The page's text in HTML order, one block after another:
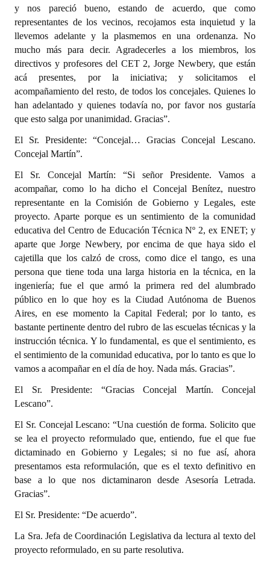
y nos pareció bueno, estando de acuerdo, que como
representantes de los vecinos, recojamos esta inquietud y la
llevemos adelante y la plasmemos en una ordenanza. No
mucho más para decir. Agradecerles a los miembros, los
directivos y profesores del CET 2, Jorge Newbery, que están
acá presentes, por la iniciativa; y solicitamos el
acompañamiento del resto, de todos los concejales. Quienes lo
han adelantado y quienes todavía no, por favor nos gustaría
que esto salga por unanimidad. Gracias”.
El Sr. Presidente: “Concejal… Gracias Concejal Lescano.
Concejal Martín”.
El Sr. Concejal Martín: “Si señor Presidente. Vamos a
acompañar, como lo ha dicho el Concejal Benítez, nuestro
representante en la Comisión de Gobierno y Legales, este
proyecto. Aparte porque es un sentimiento de la comunidad
educativa del Centro de Educación Técnica Nº 2, ex ENET; y
aparte que Jorge Newbery, por encima de que haya sido el
cajetilla que los calzó de cross, como dice el tango, es una
persona que tiene toda una larga historia en la técnica, en la
ingeniería; fue el que armó la primera red del alumbrado
público en lo que hoy es la Ciudad Autónoma de Buenos
Aires, en ese momento la Capital Federal; por lo tanto, es
bastante pertinente dentro del rubro de las escuelas técnicas y la
instrucción técnica. Y lo fundamental, es que el sentimiento, es
el sentimiento de la comunidad educativa, por lo tanto es que lo
vamos a acompañar en el día de hoy. Nada más. Gracias”.
El Sr. Presidente: “Gracias Concejal Martín. Concejal
Lescano”.
El Sr. Concejal Lescano: “Una cuestión de forma. Solicito que
se lea el proyecto reformulado que, entiendo, fue el que fue
dictaminado en Gobierno y Legales; si no fue así, ahora
presentamos esta reformulación, que es el texto definitivo en
base a lo que nos dictaminaron desde Asesoría Letrada.
Gracias”.
El Sr. Presidente: “De acuerdo”.
La Sra. Jefa de Coordinación Legislativa da lectura al texto del
proyecto reformulado, en su parte resolutiva.